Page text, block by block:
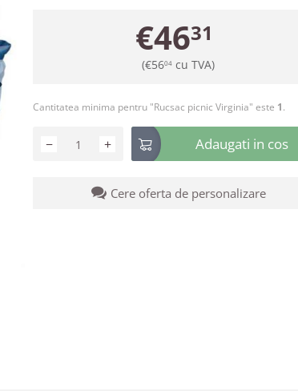
€4631
(€5604 cu TVA)
Cantitatea minima pentru "Rucsac picnic Virginia" este 1.
+
− Adaugati in cos
Cere oferta de personalizare